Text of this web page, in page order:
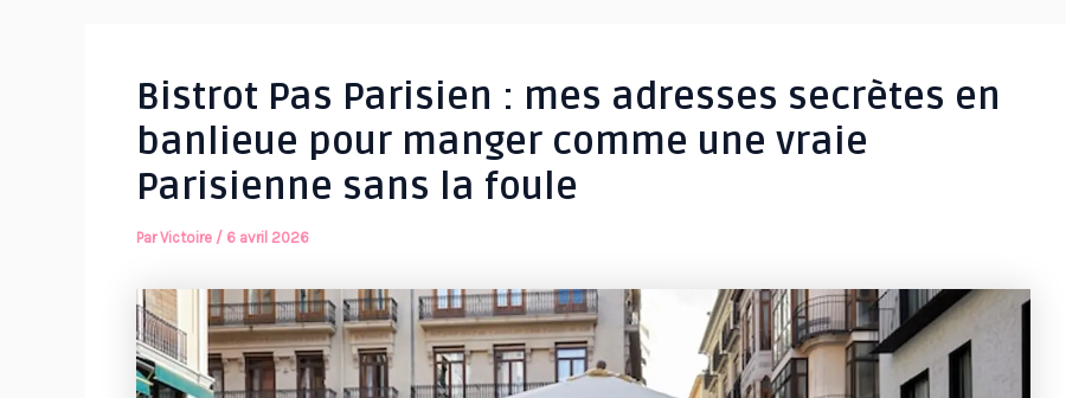
Bistrot Pas Parisien : mes adresses secrètes en
banlieue pour manger comme une vraie
Parisienne sans la foule
ParVictoire / 6 avril 2026